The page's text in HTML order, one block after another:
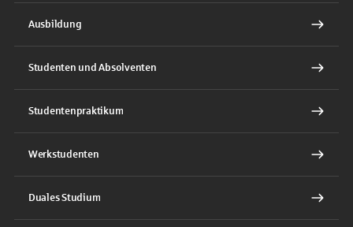
Ausbildung
Studenten und Absolventen
Studentenpraktikum
Werkstudenten
Duales Studium